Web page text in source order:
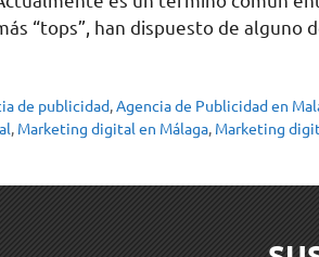
“tops”, han dispuesto de alguno
de publicidad,Agencia de Publicidad en
, Marketing digital en Málaga, Marketing